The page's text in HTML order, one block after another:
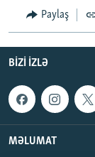
Paylaş
BIZI IZLƏ
MƏLUMAT